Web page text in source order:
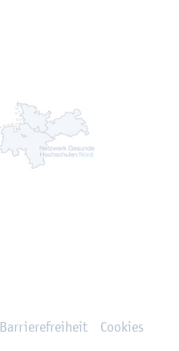
Bar­rie­re­frei­heit Coo­kies